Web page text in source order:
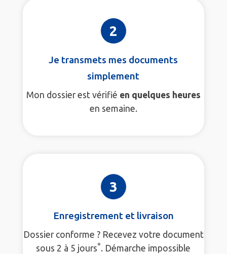
2
Je transmets mes documents
simplement
Mon dossier est vérifié en quelques heures
en semaine.
3
Enregistrement et livraison
Dossier conforme ? Recevez votre document
sous 2 à 5 jours*. Démarche impossible